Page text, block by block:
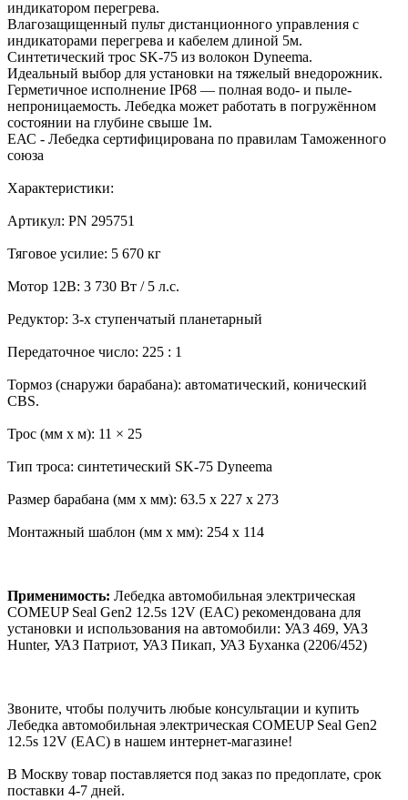
индикатором перегрева.
Влагозащищенный пульт дистанционного управления с
индикаторами перегрева и кабелем длиной 5м.
Синтетический трос SK-75 из волокон Dуneema.
Идеальный выбор для установки на тяжелый внедорожник.
Герметичное исполнение IP68 — полная водо- и пыле-
непроницаемость. Лебедка может работать в погружённом
состоянии на глубине свыше 1м.
ЕАС - Лебедка сертифицирована по правилам Таможенного
союза
Характеристики:
Артикул: PN 295751
Тяговое усилие: 5 670 кг
Мотор 12В: 3 730 Вт / 5 л.с.
Редуктор: 3-х ступенчатый планетарный
Передаточное число: 225 : 1
Тормоз (снаружи барабана): автоматический, конический
CBS.
Трос (мм x м): 11 × 25
Тип троса: синтетический SK-75 Dyneema
Размер барабана (мм x мм): 63.5 x 227 х 273
Монтажный шаблон (мм x мм): 254 x 114
Применимость: Лебедка автомобильная электрическая
COMEUP Seal Gen2 12.5s 12V (EAC) рекомендована для
установки и использования на автомобили: УАЗ 469, УАЗ
Hunter, УАЗ Патриот, УАЗ Пикап, УАЗ Буханка (2206/452)
Звоните, чтобы получить любые консультации и купить
Лебедка автомобильная электрическая COMEUP Seal Gen2
12.5s 12V (EAC) в нашем интернет-магазине!
В Москву товар поставляется под заказ по предоплате, срок
поставки 4-7 дней.